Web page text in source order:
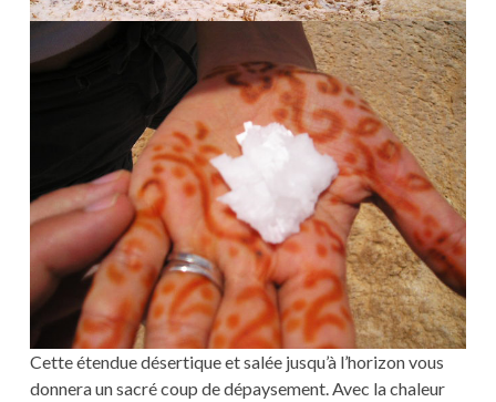
Cette étendue désertique et salée jusqu’à l’horizon vous
donnera un sacré coup de dépaysement. Avec la chaleur